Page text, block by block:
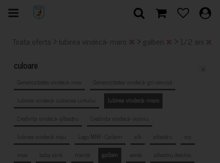
Toata oferta > Iubirea vindecă- maro > galben > 1/2 ani
culoare
Generozitatea vindecă- mov
Generozitatea vindecă- gri cenușă
Iubirea vindecă- culoarea untului
Iubirea vindecă- maro
Credința vindecă- albastru
Credința vindecă- vișiniu
Iubirea vindecă- roșu
Logo MNF- Cyclam alb albastru
roz
mov
baby pink mentă galben verde
albastru deschis